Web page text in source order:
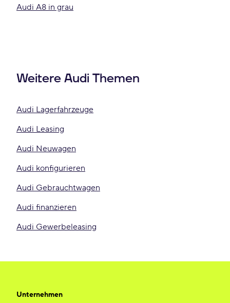
Audi A8 in grau
Weitere Audi Themen
Audi Lagerfahrzeuge
Audi Leasing
Audi Neuwagen
Audi konfigurieren
Audi Gebrauchtwagen
Audi finanzieren
Audi Gewerbeleasing
Unternehmen